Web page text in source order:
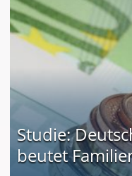
Studie:
beutet